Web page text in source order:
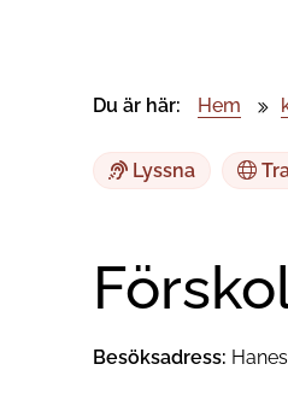
Du är här: Hem
Lyssna
Besöksadress: